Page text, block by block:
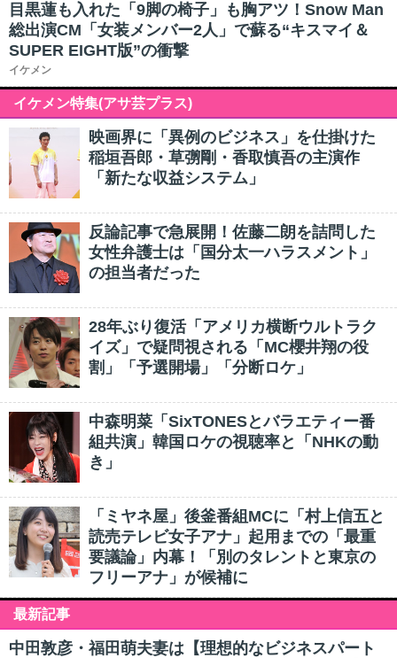
目黒蓮も入れた「9脚の椅子」も胸アツ！Snow Man
総出演CM「女装メンバー2人」で蘇る“キスマイ＆
SUPER EIGHT版”の衝撃
イケメン
イケメン特集(アサ芸プラス)
映画界に「異例のビジネス」を仕掛けた
稲垣吾郎・草彅剛・香取慎吾の主演作
「新たな収益システム」
反論記事で急展開！佐藤二朗を詰問した
女性弁護士は「国分太一ハラスメント」
の担当者だった
28年ぶり復活「アメリカ横断ウルトラク
イズ」で疑問視される「MC櫻井翔の役
割」「予選開場」「分断ロケ」
中森明菜「SixTONESとバラエティー番
組共演」韓国ロケの視聴率と「NHKの動
き」
「ミヤネ屋」後釜番組MCに「村上信五と
読売テレビ女子アナ」起用までの「最重
要議論」内幕！「別のタレントと東京の
フリーアナ」が候補に
最新記事
中田敦彦・福田萌夫妻は【理想的なビジネスパート